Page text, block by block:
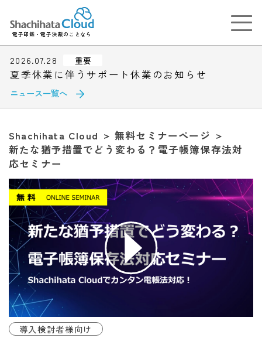
電子印鑑・電子決裁のことなら
2026.07.28 重要
夏季休業に伴うサポート休業のお知らせ
ニュース一覧へ
Shachihata Cloud
無料セミナーページ
新たな猶予措置でどう変わる？電子帳簿保存法対
応セミナー
導入検討者様向け